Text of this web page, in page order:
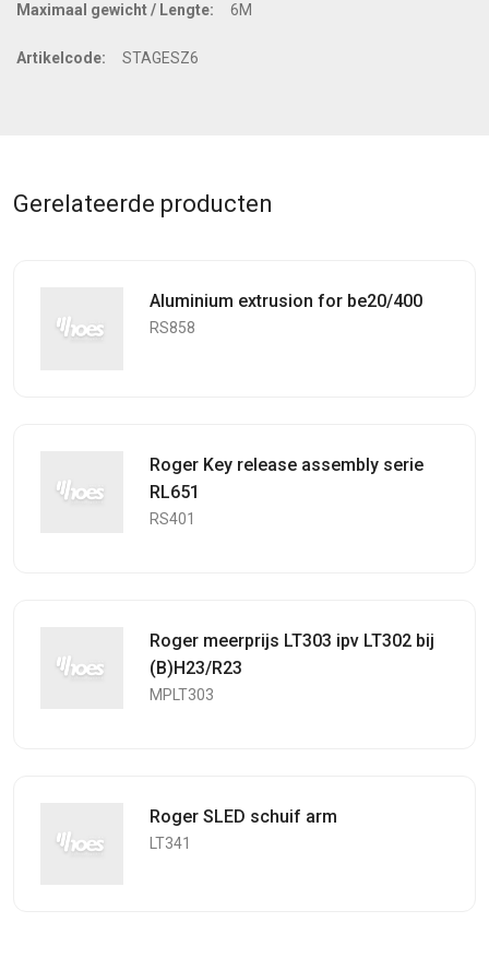
Maximaal gewicht / Lengte: 6M
Artikelcode: STAGESZ6
Gerelateerde producten
Aluminium extrusion for be20/400
RS858
Roger Key release assembly serie
RL651
RS401
Roger meerprijs LT303 ipv LT302 bij
(B)H23/R23
MPLT303
Roger SLED schuif arm
LT341